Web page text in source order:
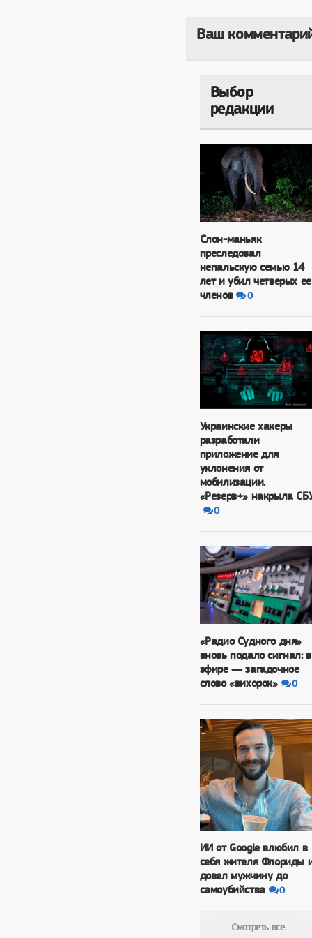
Ваш
Выбор
редакции
Слон-маньяк
преследовал
непальскую семью 14
лет и убил четверых ее
членов
0
Украинские хакеры
разработали
приложение для
уклонения от
мобилизации.
«Резерв+» накрыла
0
«Радио Судного дня»
вновь подало сигнал: в
эфире — загадочное
слово «вихорок»
0
ИИ от Google влюбил в
себя жителя Флориды
довел мужчину до
самоубийства
0
Смотреть все